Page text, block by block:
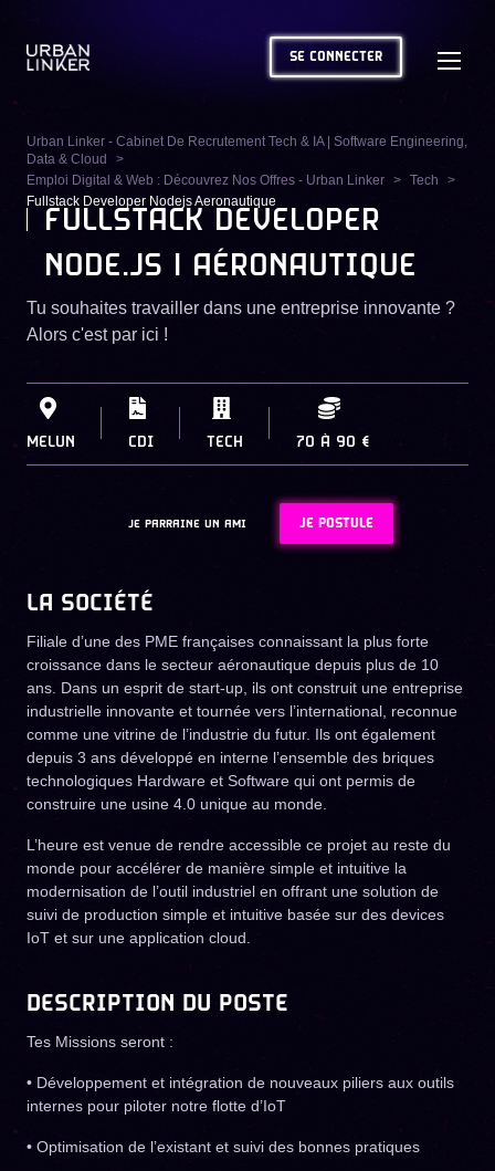
SE CONNECTER
Urban Linker - Cabinet De Recrutement Tech & IA | Software Engineering,
Data & Cloud
Emploi Digital & Web : Découvrez Nos Offres - Urban Linker
Tech
Fullstack Developer Nodejs Aeronautique
FULLSTACK DEVELOPER
NODE.JS | AÉRONAUTIQUE
Tu souhaites travailler dans une entreprise innovante ?
Alors c'est par ici !
MELUN CDI TECH 70 À 90 €
JE PARRAINE UN AMI JE POSTULE
LA SOCIÉTÉ
Filiale d’une des PME françaises connaissant la plus forte
croissance dans le secteur aéronautique depuis plus de 10
ans. Dans un esprit de start-up, ils ont construit une entreprise
industrielle innovante et tournée vers l’international, reconnue
comme une vitrine de l’industrie du futur. Ils ont également
depuis 3 ans développé en interne l’ensemble des briques
technologiques Hardware et Software qui ont permis de
construire une usine 4.0 unique au monde.
L’heure est venue de rendre accessible ce projet au reste du
monde pour accélérer de manière simple et intuitive la
modernisation de l’outil industriel en offrant une solution de
suivi de production simple et intuitive basée sur des devices
IoT et sur une application cloud.
DESCRIPTION DU POSTE
Tes Missions seront :
• Développement et intégration de nouveaux piliers aux outils
internes pour piloter notre flotte d’IoT
• Optimisation de l’existant et suivi des bonnes pratiques